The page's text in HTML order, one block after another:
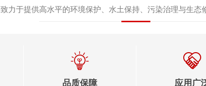
致力于提供高水平的环境保护、水土保持、污染治理与生态
品质保障 应用广